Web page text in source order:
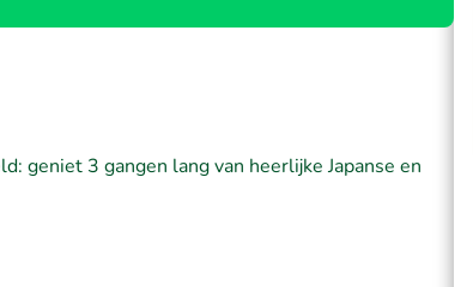
geniet 3 gangen lang van heerlijke Japanse en